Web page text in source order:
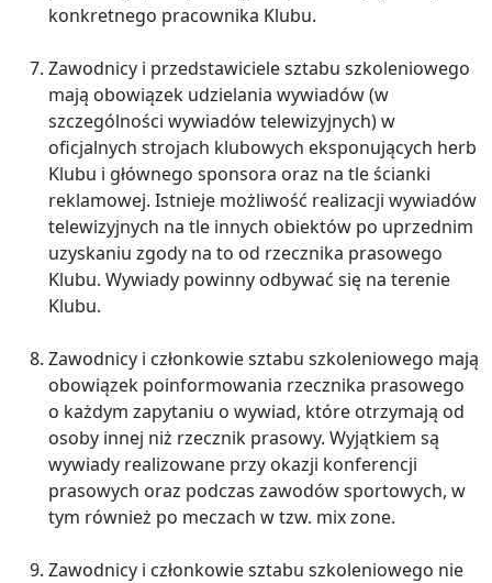
konkretnego pracownika Klubu.
Zawodnicy i przedstawiciele sztabu szkoleniowego
mają obowiązek udzielania wywiadów (w
szczególności wywiadów telewizyjnych) w
oficjalnych strojach klubowych eksponujących herb
Klubu i głównego sponsora oraz na tle ścianki
reklamowej. Istnieje możliwość realizacji wywiadów
telewizyjnych na tle innych obiektów po uprzednim
uzyskaniu zgody na to od rzecznika prasowego
Klubu. Wywiady powinny odbywać się na terenie
Klubu.
Zawodnicy i członkowie sztabu szkoleniowego mają
obowiązek poinformowania rzecznika prasowego
o każdym zapytaniu o wywiad, które otrzymają od
osoby innej niż rzecznik prasowy. Wyjątkiem są
wywiady realizowane przy okazji konferencji
prasowych oraz podczas zawodów sportowych, w
tym również po meczach w tzw. mix zone.
Zawodnicy i członkowie sztabu szkoleniowego nie